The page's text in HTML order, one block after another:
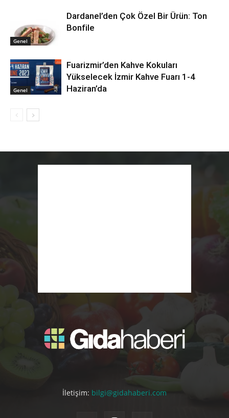
Genel
Dardanel’den Çok Özel Bir Ürün: Ton
Bonfile
Genel
Fuarizmir’den Kahve Kokuları
Yükselecek İzmir Kahve Fuarı 1-4
Haziran’da
İletişim: bilgi@gidahaberi.com